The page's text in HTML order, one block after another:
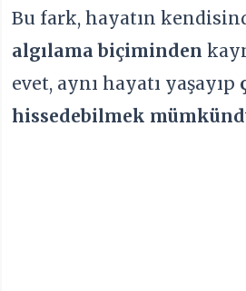
Bu fark, hayatın
algılama biçiminden
evet, aynı hayatı yaşayıp
hissedebilmek